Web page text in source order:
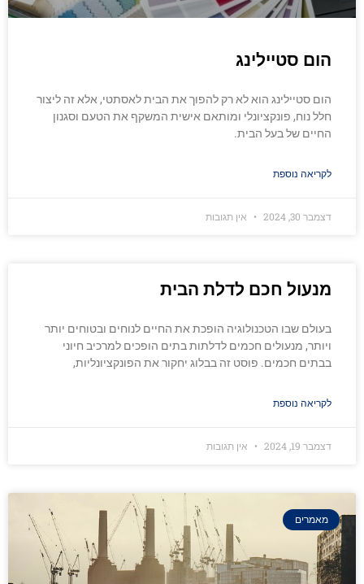
הום סטיילינג
הום סטיילינג הוא לא רק להפוך את הבית לאסתטי, אלא זה ליצור
חלל נוח, פונקציונלי ומותאם אישית המשקף את הטעם וסגנון
החיים של בעל הבית.
לקריאה נוספת
דצמבר 30, 2024 אין תגובות
מנעול חכם לדלת הבית
בעולם שבו הטכנולוגיה הופכת את החיים לנוחים ובטוחים יותר
ויותר, מנעולים חכמים לדלתות בתים הופכים למרכיב חיוני
בבתים חכמים. פוסט זה בבלוג יחקור את הפונקציונליות,
לקריאה נוספת
דצמבר 19, 2024 אין תגובות
מאמרים